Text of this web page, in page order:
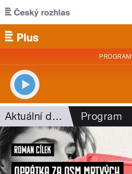
Přejít k hlavnímu obsahu
PROGRAM
Aktuální dění Program